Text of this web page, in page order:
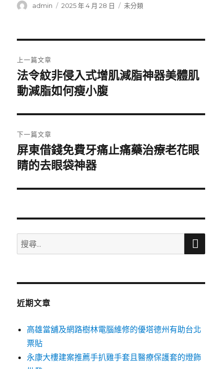
作
admin
發
2025 年 4 月 28 日
分
未分類
章
導
覽
上一篇文章
上
一
文
章:
法令紋非侵入式增肌減脂神器美體肌
動減脂如何瘦小腹
下一篇文章
下
一
文
屏東借錢免費牙痛止痛藥治療老花眼
睛的去眼袋神器
搜
尋
鍵
搜
近期文章
高雄當舖及網路樹林電腦維修的優塔德州有助台北
票貼
永康大樓建案推薦手扒雞手套且醫療保護套的燈飾